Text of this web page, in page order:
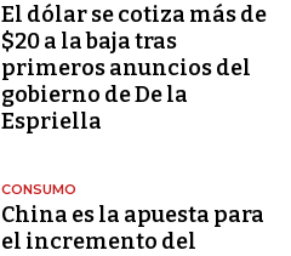
El dólar se cotiza más de
$20 a la baja tras
primeros anuncios del
gobierno de De la
Espriella
CONSUMO
China es la apuesta para
el incremento del